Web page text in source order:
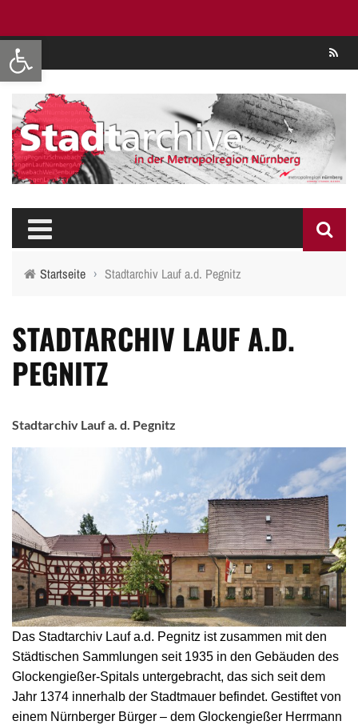
Werkzeugleiste öffnen
Startseite › Stadtarchiv Lauf a.d. Pegnitz
STADTARCHIV LAUF A.D.
PEGNITZ
Stadtarchiv Lauf a. d. Pegnitz
Das Stadtarchiv Lauf a.d. Pegnitz ist zusammen mit den
Städtischen Sammlungen seit 1935 in den Gebäuden des
Glockengießer-Spitals untergebracht, das sich seit dem
Jahr 1374 innerhalb der Stadtmauer befindet. Gestiftet von
einem Nürnberger Bürger – dem Glockengießer Herrmann